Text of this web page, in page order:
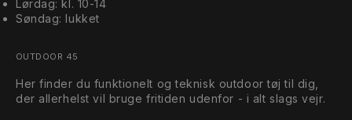
Lørdag: kl. 10-14
Søndag: lukket
OUTDOOR 45
Her finder du funktionelt og teknisk outdoor tøj til dig,
der allerhelst vil bruge fritiden udenfor - i alt slags vejr.